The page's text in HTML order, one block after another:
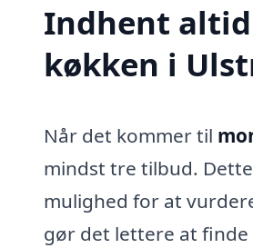
Indhent
køkken i
Når det kommer til
mindst tre tilbud.
mulighed for at
gør det lettere at